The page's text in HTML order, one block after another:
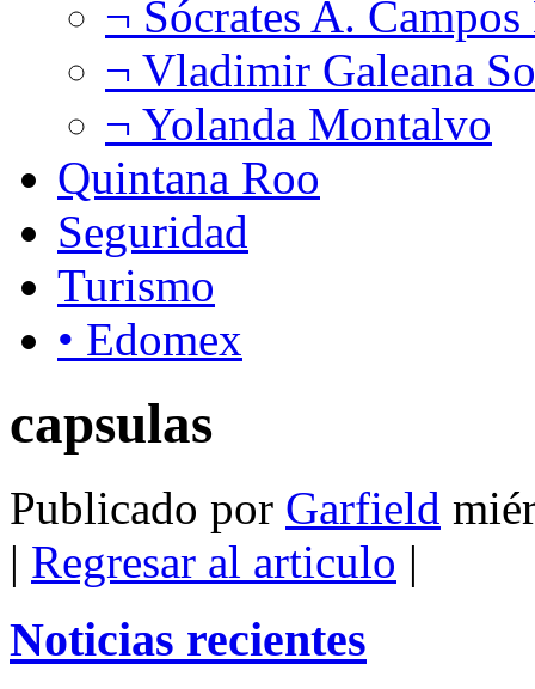
¬ Sócrates A.
¬ Vladimir Galeana
¬ Yolanda Montalvo
Quintana Roo
Seguridad
Turismo
• Edomex
capsulas
Publicado por Garfield
| Regresar al articulo |
Noticias recientes